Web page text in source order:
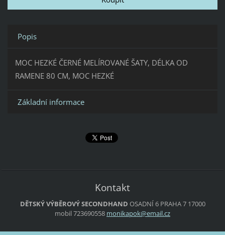
Popis
MOC HEZKÉ ČERNÉ MELÍROVANÉ ŠATY, DÉLKA OD
RAMENE 80 CM, MOC HEZKÉ
Základní informace
Kontakt
DĚTSKÝ VÝBĚROVÝ SECONDHAND OSADNÍ 6PRAHA 717000
mobil 723690558 monikapok@email.cz